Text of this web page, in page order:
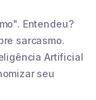
Entendeu?
sarcasmo.
Artificial
seu